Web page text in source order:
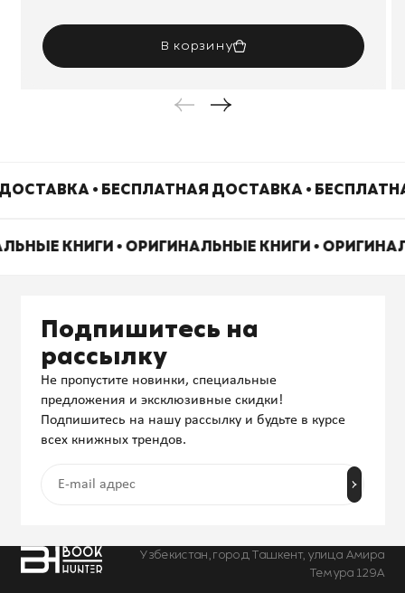
В корзину
• БЕСПЛАТНАЯ ДОСТАВКА •
КНИГИ • ОРИГИНАЛЬНЫЕ КНИГИ •
Узбекистан, город Ташкент, улица Амира
Темура 129А
Подпишитесь на
рассылку
Не пропустите новинки, специальные
предложения и эксклюзивные скидки!
Подпишитесь на нашу рассылку и будьте в курсе
всех книжных трендов.